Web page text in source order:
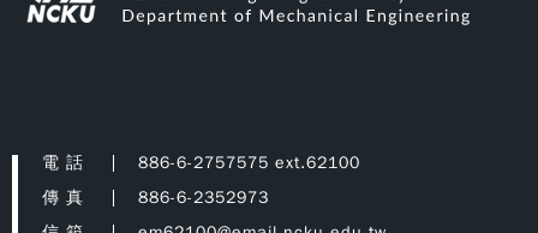
電 話
886-6-2757575 ext.62100
傳 真
886-6-2352973